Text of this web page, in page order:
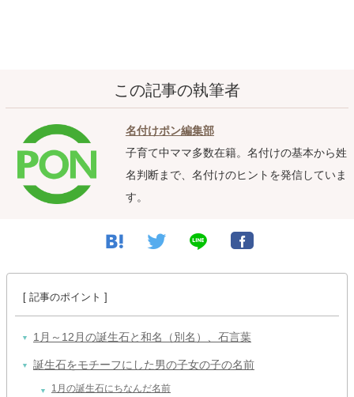
この記事の執筆者
名付けポン編集部
子育て中ママ多数在籍。名付けの基本から姓
名判断まで、名付けのヒントを発信していま
す。
1月～12月の誕生石と和名（別名）、石言葉
誕生石をモチーフにした男の子女の子の名前
1月の誕生石にちなんだ名前